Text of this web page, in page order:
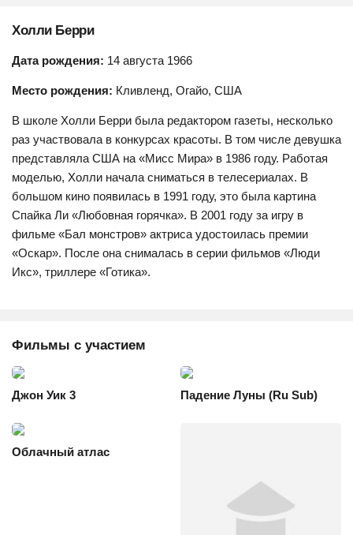
Холли Берри
Дата рождения: 14 августа 1966
Место рождения: Кливленд, Огайо, США
В школе Холли Берри была редактором газеты, несколько
раз участвовала в конкурсах красоты. В том числе девушка
представляла США на «Мисс Мира» в 1986 году. Работая
моделью, Холли начала сниматься в телесериалах. В
большом кино появилась в 1991 году, это была картина
Спайка Ли «Любовная горячка». В 2001 году за игру в
фильме «Бал монстров» актриса удостоилась премии
«Оскар». После она снималась в серии фильмов «Люди
Икс», триллере «Готика».
Фильмы с участием
Джон Уик 3 Падение Луны (Ru Sub)
Облачный атлас